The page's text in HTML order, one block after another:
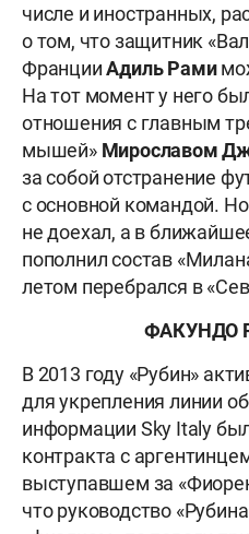
числе и иностранных,
о том, что защитник
ФранцииАдиль Рами
На тот момент у него
отношения с главным
мышей» Мирославом
за собой отстранение
с основной командой.
не доехал, а в
пополнил состав
летом перебрался в
ФАКУНДО
В 2013 году «Рубин»
для укрепления линии
информации Sky Italy
контракта с
выступавшем за
что руководство